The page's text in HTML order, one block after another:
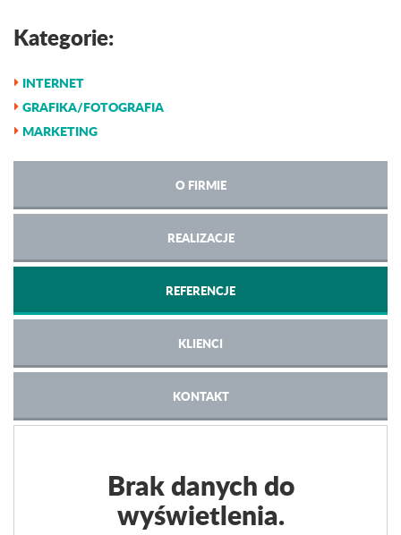
Kategorie:
INTERNET
GRAFIKA/FOTOGRAFIA
MARKETING
O FIRMIE
REALIZACJE
REFERENCJE
KLIENCI
KONTAKT
Brak danych do
wyświetlenia.